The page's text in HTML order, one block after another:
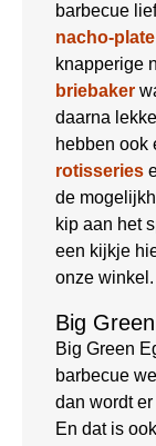
barbecue
nacho-plate
knapperige
briebaker
daarna
hebben ook
rotisseries
de
kip aan het
een kijkje
onze winkel.
Big
Big Green
barbecue
dan wordt
En dat is